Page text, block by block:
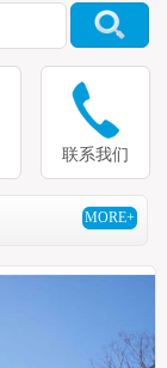
联系我们
MORE+